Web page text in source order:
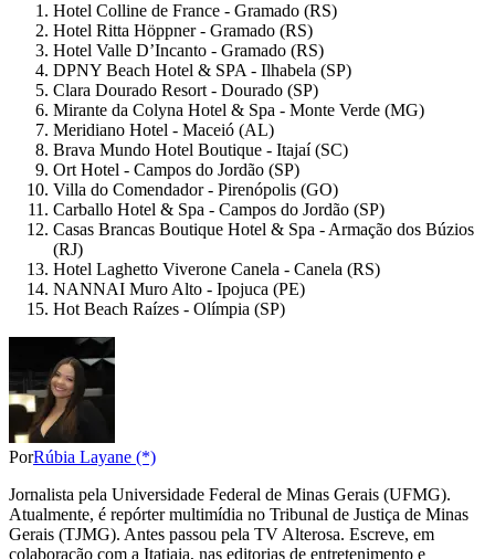
Hotel Colline de France - Gramado (RS)
Hotel Ritta Höppner - Gramado (RS)
Hotel Valle D’Incanto - Gramado (RS)
DPNY Beach Hotel & SPA - Ilhabela (SP)
Clara Dourado Resort - Dourado (SP)
Mirante da Colyna Hotel & Spa - Monte Verde (MG)
Meridiano Hotel - Maceió (AL)
Brava Mundo Hotel Boutique - Itajaí (SC)
Ort Hotel - Campos do Jordão (SP)
Villa do Comendador - Pirenópolis (GO)
Carballo Hotel & Spa - Campos do Jordão (SP)
Casas Brancas Boutique Hotel & Spa - Armação dos Búzios
(RJ)
Hotel Laghetto Viverone Canela - Canela (RS)
NANNAI Muro Alto - Ipojuca (PE)
Hot Beach Raízes - Olímpia (SP)
PorRúbia Layane (*)
Jornalista pela Universidade Federal de Minas Gerais (UFMG).
Atualmente, é repórter multimídia no Tribunal de Justiça de Minas
Gerais (TJMG). Antes passou pela TV Alterosa. Escreve, em
colaboração com a Itatiaia, nas editorias de entretenimento e